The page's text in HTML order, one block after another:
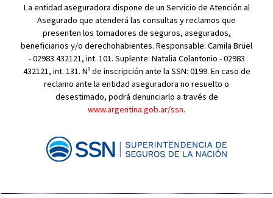
La entidad aseguradora dispone de un Servicio de Atención al
Asegurado que atenderá las consultas y reclamos que
presenten los tomadores de seguros, asegurados,
beneficiarios y/o derechohabientes. Responsable: Camila Brüel
- 02983 432121, int. 101. Suplente: Natalia Colantonio - 02983
432121, int. 131. Nº de inscripción ante la SSN: 0199. En caso de
reclamo ante la entidad aseguradora no resuelto o
desestimado, podrá denunciarlo a través de
www.argentina.gob.ar/ssn.